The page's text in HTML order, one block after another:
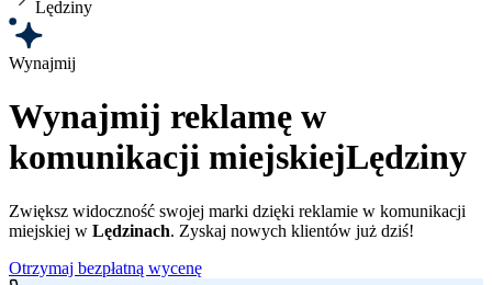
Lędziny
Wynajmij
Wynajmij reklamę w
komunikacji miejskiejLędziny
Zwiększ widoczność swojej marki dzięki reklamie w komunikacji
miejskiej w Lędzinach. Zyskaj nowych klientów już dziś!
Otrzymaj bezpłatną wycenę